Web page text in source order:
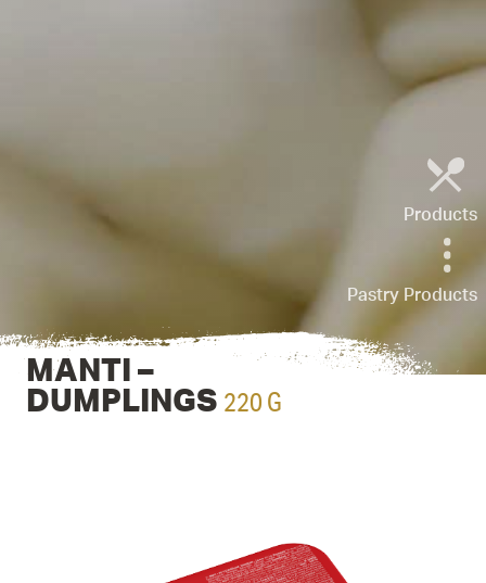
Products
Pastry Products
MANTI –
DUMPLINGS 220 G